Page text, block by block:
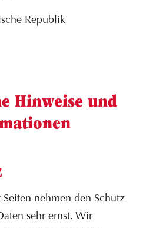
Republik
Hinweise und
nehmen den Schutz
sehr ernst. Wir